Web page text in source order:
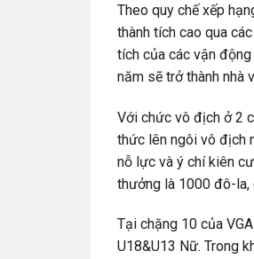
Theo quy chế xếp
thành tích cao qua
tích của các vận
năm sẽ trở thành nhà
Với chức vô địch ở 2
thức lên ngôi vô địch
nỗ lực và ý chí kiên
thưởng là 1000 đô-la,
Tại chặng 10 của
U18&U13 Nữ. Trong